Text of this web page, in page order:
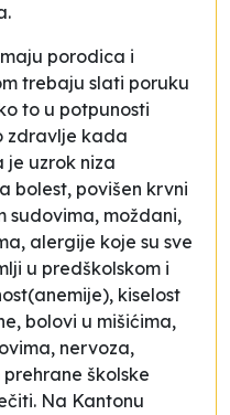
porodica i
trebaju slati poruku
to u potpunosti
zdravlje kada
je uzrok niza
bolest, povišen krvni
sudovima, moždani,
alergije koje su sve
u predškolskom i
kiselost
bolovi u mišićima,
nervoza,
školske
Na Kantonu